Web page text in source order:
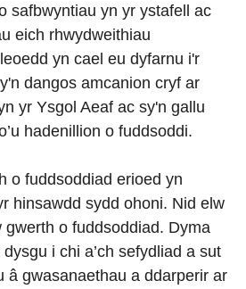
safbwyntiau yn yr ystafell ac
eich rhwydweithiau
yn cael eu dyfarnu i'r
dangos amcanion cryf ar
yr Ysgol Aeaf ac sy'n gallu
hadenillion o fuddsoddi.
o fuddsoddiad erioed yn
hinsawdd sydd ohoni. Nid elw
o fuddsoddiad. Dyma
i chi a’ch sefydliad a sut
â gwasanaethau a ddarperir ar